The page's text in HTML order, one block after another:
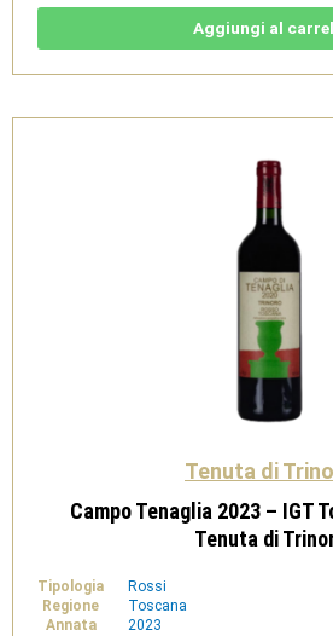
2022
-
Trinoro
Aggiungi al
Tenuta di
Campo Tenaglia 2023 – IGT
Tenuta di
Tipologia
Rossi
Regione
Toscana
Annata
2023